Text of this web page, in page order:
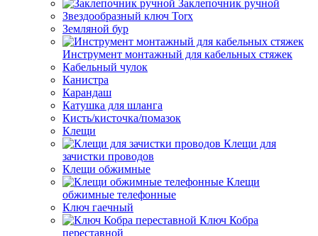
Заклепочник ручной
Звездообразный ключ Torx
Земляной бур
Инструмент монтажный для кабельных стяжек
Кабельный чулок
Канистра
Карандаш
Катушка для шланга
Кисть/кисточка/помазок
Клещи
Клещи для
зачистки проводов
Клещи обжимные
Клещи
обжимные телефонные
Ключ гаечный
Ключ Кобра
переставной